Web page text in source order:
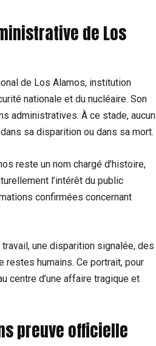
de Los
de Los Alamos, institution
nationale et du nucléaire. Son
administratives. À ce stade, aucun
sa disparition ou dans sa mort.
reste un nom chargé d’histoire,
l’intérêt du public
confirmées concernant
une disparition signalée, des
humains. Ce portrait, pour
centre d’une affaire tragique et
preuve officielle